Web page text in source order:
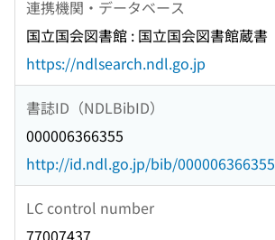
連携機関・データベース
国立国会図書館 : 国立国会図書館蔵書
https://ndlsearch.ndl.go.jp
書誌ID（NDLBibID）
000006366355
http://id.ndl.go.jp/bib/000006366355
LC control number
77007437